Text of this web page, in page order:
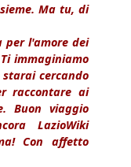
Ma tu, di
per l'amore dei
immaginiamo
cercando
raccontare ai
Buon viaggio
LazioWiki
Con affetto